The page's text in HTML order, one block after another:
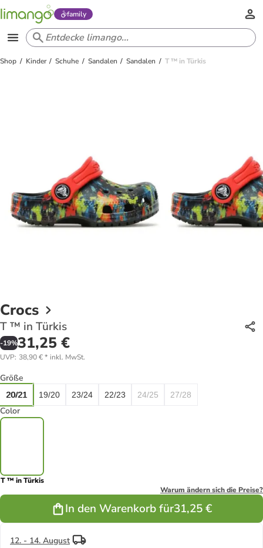
family
Shop Kinder Schuhe Sandalen Sandalen T ™ in Türkis
Crocs
T ™ in Türkis
-19%31,25 €
UVP: 38,90 €* inkl. MwSt.
Größe
20/21 19/20 23/24 22/23 24/25 27/28
Color
T ™ in Türkis
Warum ändern sich die Preise?
In den Warenkorb für31,25 €
12. - 14. August